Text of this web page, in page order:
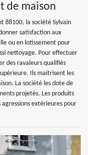
de maison
88100, la société Sylvain
satisfaction aux
ou en lotissement pour
nettoyage. Pour effectuer
des ravaleurs qualifiés
Ils maitrisent les
La société les dote de
projetés. Les produits
extérieures pour